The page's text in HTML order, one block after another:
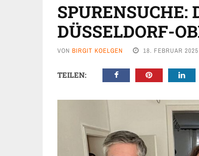
SPURENSUCHE:
DÜSSELDORF-
VON BIRGIT KOELGEN 18. FEBRUAR 2025
TEILEN: